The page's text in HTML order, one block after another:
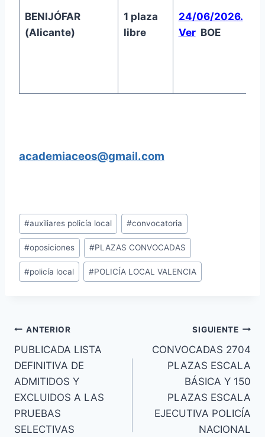
BENIJÓFAR
(Alicante)
1 plaza
libre
24/06/2026.
VerBOE
academiaceos@gmail.com
Etiquetas
de
la
entrada:
#auxiliares policía local #convocatoria
#oposiciones #PLAZAS CONVOCADAS
#policía local #POLICÍA LOCAL VALENCIA
Navegación
de
entradas
ANTERIOR
PUBLICADA LISTA
DEFINITIVA DE
ADMITIDOS Y
EXCLUIDOS A LAS
PRUEBAS
SELECTIVAS
SIGUIENTE
CONVOCADAS 2704
PLAZAS ESCALA
BÁSICA Y 150
PLAZAS ESCALA
EJECUTIVA POLICÍA
NACIONAL